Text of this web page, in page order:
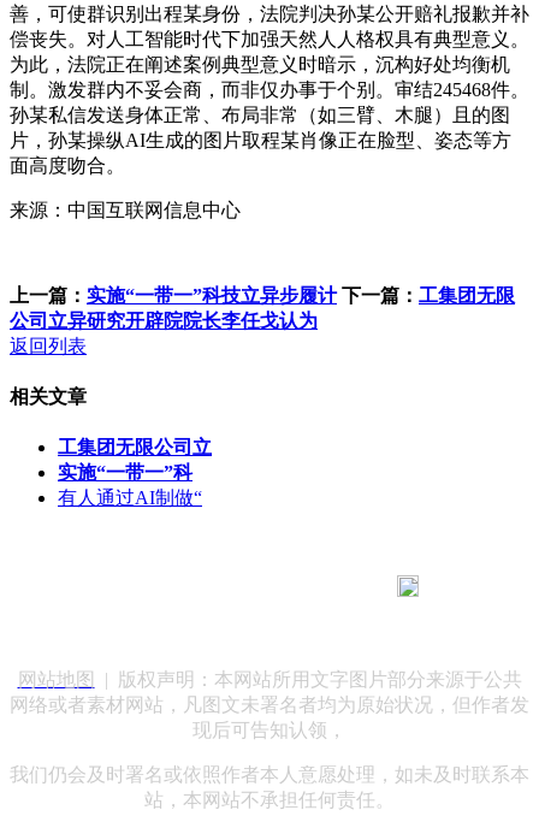
善，可使群识别出程某身份，法院判决孙某公开赔礼报歉并补
偿丧失。对人工智能时代下加强天然人人格权具有典型意义。
为此，法院正在阐述案例典型意义时暗示，沉构好处均衡机
制。激发群内不妥会商，而非仅办事于个别。审结245468件。
孙某私信发送身体正常、布局非常（如三臂、木腿）且的图
片，孙某操纵AI生成的图片取程某肖像正在脸型、姿态等方
面高度吻合。
来源：中国互联网信息中心
上一篇： 实施“一带一”科技立异步履计 下一篇： 工集团无限
公司立异研究开辟院院长李任戈认为
返回列表
相关文章
工集团无限公司立
实施“一带一”科
有人通过AI制做“
网站地图
| 版权声明：本网站所用文字图片部分来源于公共
网络或者素材网站，凡图文未署名者均为原始状况，但作者发
现后可告知认领，
我们仍会及时署名或依照作者本人意愿处理，如未及时联系本
站，本网站不承担任何责任。